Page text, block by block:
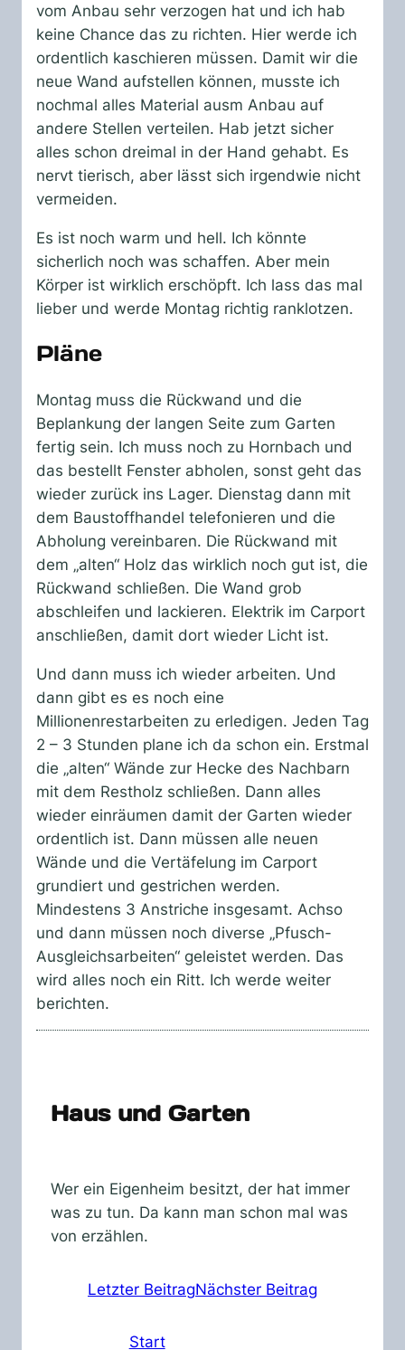
vom Anbau sehr verzogen hat und ich hab
keine Chance das zu richten. Hier werde ich
ordentlich kaschieren müssen. Damit wir die
neue Wand aufstellen können, musste ich
nochmal alles Material ausm Anbau auf
andere Stellen verteilen. Hab jetzt sicher
alles schon dreimal in der Hand gehabt. Es
nervt tierisch, aber lässt sich irgendwie nicht
vermeiden.
Es ist noch warm und hell. Ich könnte
sicherlich noch was schaffen. Aber mein
Körper ist wirklich erschöpft. Ich lass das mal
lieber und werde Montag richtig ranklotzen.
Pläne
Montag muss die Rückwand und die
Beplankung der langen Seite zum Garten
fertig sein. Ich muss noch zu Hornbach und
das bestellt Fenster abholen, sonst geht das
wieder zurück ins Lager. Dienstag dann mit
dem Baustoffhandel telefonieren und die
Abholung vereinbaren. Die Rückwand mit
dem „alten“ Holz das wirklich noch gut ist, die
Rückwand schließen. Die Wand grob
abschleifen und lackieren. Elektrik im Carport
anschließen, damit dort wieder Licht ist.
Und dann muss ich wieder arbeiten. Und
dann gibt es es noch eine
Millionenrestarbeiten zu erledigen. Jeden Tag
2 – 3 Stunden plane ich da schon ein. Erstmal
die „alten“ Wände zur Hecke des Nachbarn
mit dem Restholz schließen. Dann alles
wieder einräumen damit der Garten wieder
ordentlich ist. Dann müssen alle neuen
Wände und die Vertäfelung im Carport
grundiert und gestrichen werden.
Mindestens 3 Anstriche insgesamt. Achso
und dann müssen noch diverse „Pfusch-
Ausgleichsarbeiten“ geleistet werden. Das
wird alles noch ein Ritt. Ich werde weiter
berichten.
Haus und Garten
Wer ein Eigenheim besitzt, der hat immer
was zu tun. Da kann man schon mal was
von erzählen.
Letzter BeitragNächster Beitrag
Start